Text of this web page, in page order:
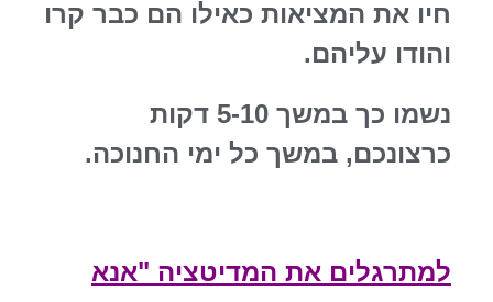
חיו את המציאות כאילו הם כבר קרו
והודו עליהם.
נשמו כך במשך 5-10 דקות
כרצונכם, במשך כל ימי החנוכה.
למתרגלים את המדיטציה "אנא